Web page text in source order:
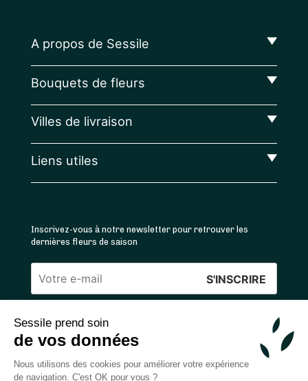
Sessile prend soin
de vos données
Nous utilisons des cookies pour améliorer votre expérience
de navigation. C'est OK pour vous ?
A propos de Sessile
Bouquets de fleurs
Villes de livraison
Liens utiles
Inscrivez-vous à notre newsletter pour retrouver les
dernières fleurs de saison
Veuillez
ce
champ
4.4 /5 ⭐ | 120 000+ bouquets livrés |
Achats 100% sécurisés